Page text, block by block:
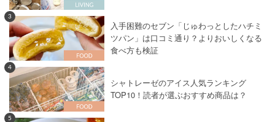
3
入手困難のセブン「じゅわっとしたハチミ
ツパン」は口コミ通り？よりおいしくなる
食べ方も検証
4
シャトレーゼのアイス人気ランキング
TOP10！読者が選ぶおすすめ商品は？
5